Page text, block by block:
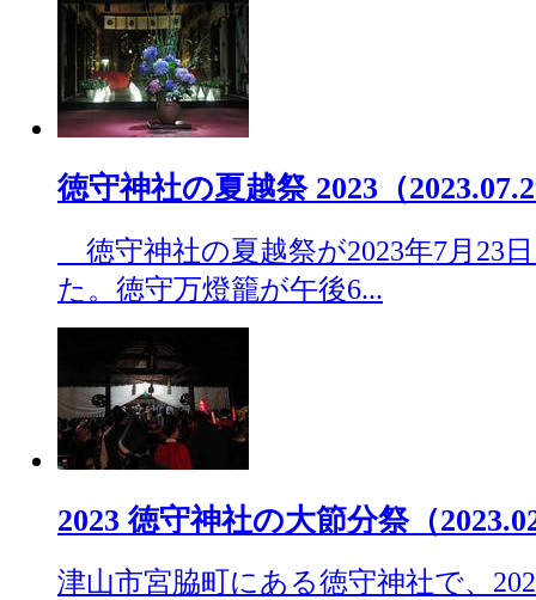
徳守神社の夏越祭 2023（
徳守神社の夏越祭が2023年7月23
た。徳守万燈籠が午後6...
2023 徳守神社の大節分祭（
津山市宮脇町にある徳守神社で、